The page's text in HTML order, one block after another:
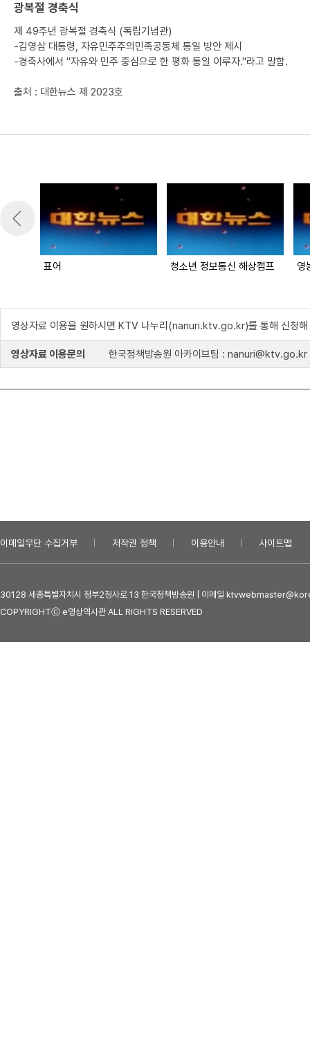
광복절 경축식
제 49주년 광복절 경축식 (독립기념관)
-김영삼 대통령, 자유민주주의민족공동체 통일 방안 제시
-경축사에서 "자유와 민주 중심으로 한 평화 통일 이루자."라고 말함.
출처 : 대한뉴스 제 2023호
표어 청소년 정보통신 해상캠프 영
영상자료 이용을 원하시면 KTV 나누리(nanuri.ktv.go.kr)를 통해 신청해
영상자료 이용문의 한국정책방송원 아카이브팀 : nanuri@ktv.go.kr
이메일무단 수집거부 저작권 정책 이용안내 사이트맵
30128 세종특별자치시 정부2청사로 13 한국정책방송원 | 이메일
COPYRIGHTⓒ e영상역사관 ALL RIGHTS RESERVED